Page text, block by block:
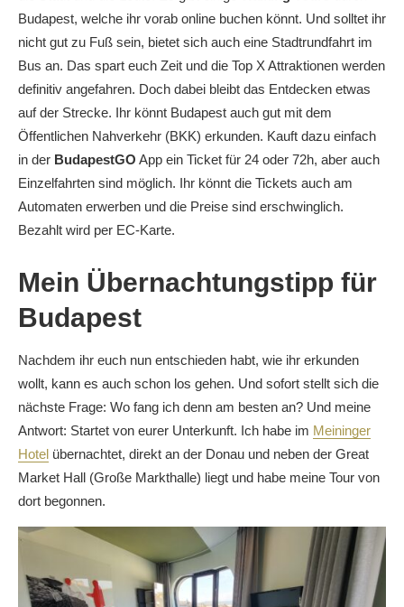
Budapest, welche ihr vorab online buchen könnt. Und solltet ihr
nicht gut zu Fuß sein, bietet sich auch eine Stadtrundfahrt im
Bus an. Das spart euch Zeit und die Top X Attraktionen werden
definitiv angefahren. Doch dabei bleibt das Entdecken etwas
auf der Strecke. Ihr könnt Budapest auch gut mit dem
Öffentlichen Nahverkehr (BKK) erkunden. Kauft dazu einfach
in der BudapestGO App ein Ticket für 24 oder 72h, aber auch
Einzelfahrten sind möglich. Ihr könnt die Tickets auch am
Automaten erwerben und die Preise sind erschwinglich.
Bezahlt wird per EC-Karte.
Mein Übernachtungstipp für
Budapest
Nachdem ihr euch nun entschieden habt, wie ihr erkunden
wollt, kann es auch schon los gehen. Und sofort stellt sich die
nächste Frage: Wo fang ich denn am besten an? Und meine
Antwort: Startet von eurer Unterkunft. Ich habe im Meininger
Hotel übernachtet, direkt an der Donau und neben der Great
Market Hall (Große Markthalle) liegt und habe meine Tour von
dort begonnen.